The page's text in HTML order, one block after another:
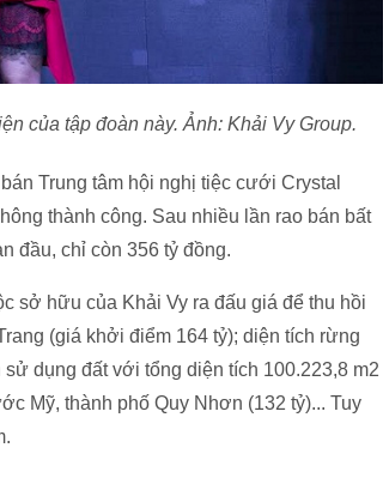
của tập đoàn này. Ảnh: Khải Vy Group.
Trung tâm hội nghị tiệc cưới Crystal
thành công. Sau nhiều lần rao bán bất
đầu, chỉ còn 356 tỷ đồng.
sở hữu của Khải Vy ra đấu giá để thu hồi
(giá khởi điểm 164 tỷ); diện tích rừng
dụng đất với tổng diện tích 100.223,8 m2
Mỹ, thành phố Quy Nhơn (132 tỷ)... Tuy